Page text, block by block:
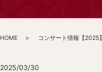
HOME コンサート情報【2025】
2025/03/30